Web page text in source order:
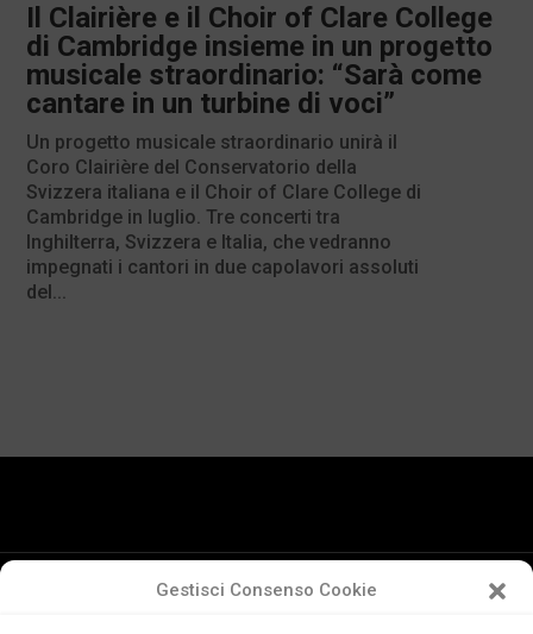
Gestisci Consenso Cookie
Il Clairière e il Choir of Clare College
di Cambridge insieme in un progetto
musicale straordinario: “Sarà come
cantare in un turbine di voci”
Un progetto musicale straordinario unirà il
Coro Clairière del Conservatorio della
Svizzera italiana e il Choir of Clare College di
Cambridge in luglio. Tre concerti tra
Inghilterra, Svizzera e Italia, che vedranno
impegnati i cantori in due capolavori assoluti
del...